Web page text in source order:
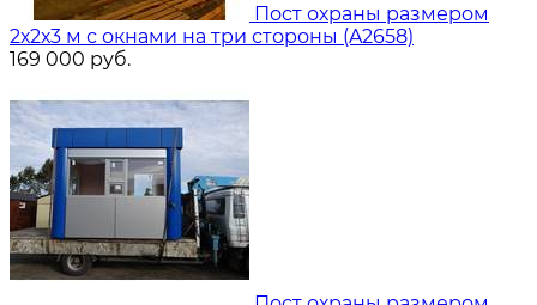
Пост охраны размером
2х2х3 м с окнами на три стороны (A2658)
169 000 руб.